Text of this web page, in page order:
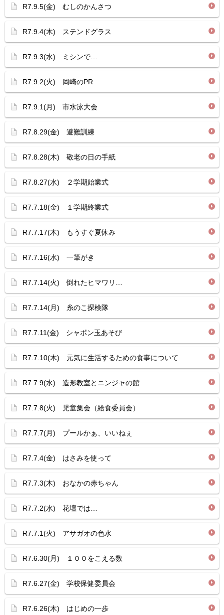
R7.9.5(金) むしのかんさつ
R7.9.4(木) ステンドグラス
R7.9.3(水) ミシンで…
R7.9.2(火) 岡崎のPR
R7.9.1(月) 市水泳大会
R7.8.29(金) 避難訓練
R7.8.28(木) 敬老の日の手紙
R7.8.27(水) ２学期始業式
R7.7.18(金) １学期終業式
R7.7.17(木) もうすぐ夏休み
R7.7.16(水) 一筆がき
R7.7.14(火) 倒れたヒマワリ…
R7.7.14(月) 糸のこ探検隊
R7.7.11(金) シャボン玉あそび
R7.7.10(木) 元気に生活するための食事について
R7.7.9(水) 造形教室とニンジャの館
R7.7.8(火) 児童集会（給食委員会）
R7.7.7(月) プールかぁ、いいねぇ
R7.7.4(金) はさみを使って
R7.7.3(木) おなかの赤ちゃん
R7.7.2(水) 花壇では…
R7.7.1(火) アサガオの色水
R7.6.30(月) １００をこえる数
R7.6.27(金) 学校保健委員会
R7.6.26(木) はじめの一歩